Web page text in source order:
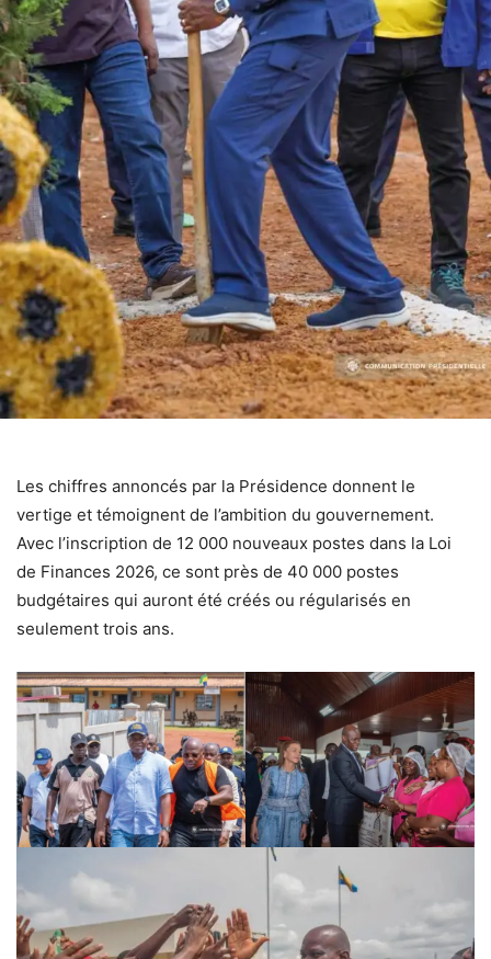
Les chiffres annoncés par la Présidence donnent le
vertige et témoignent de l’ambition du gouvernement.
Avec l’inscription de 12 000 nouveaux postes dans la Loi
de Finances 2026, ce sont près de 40 000 postes
budgétaires qui auront été créés ou régularisés en
seulement trois ans.